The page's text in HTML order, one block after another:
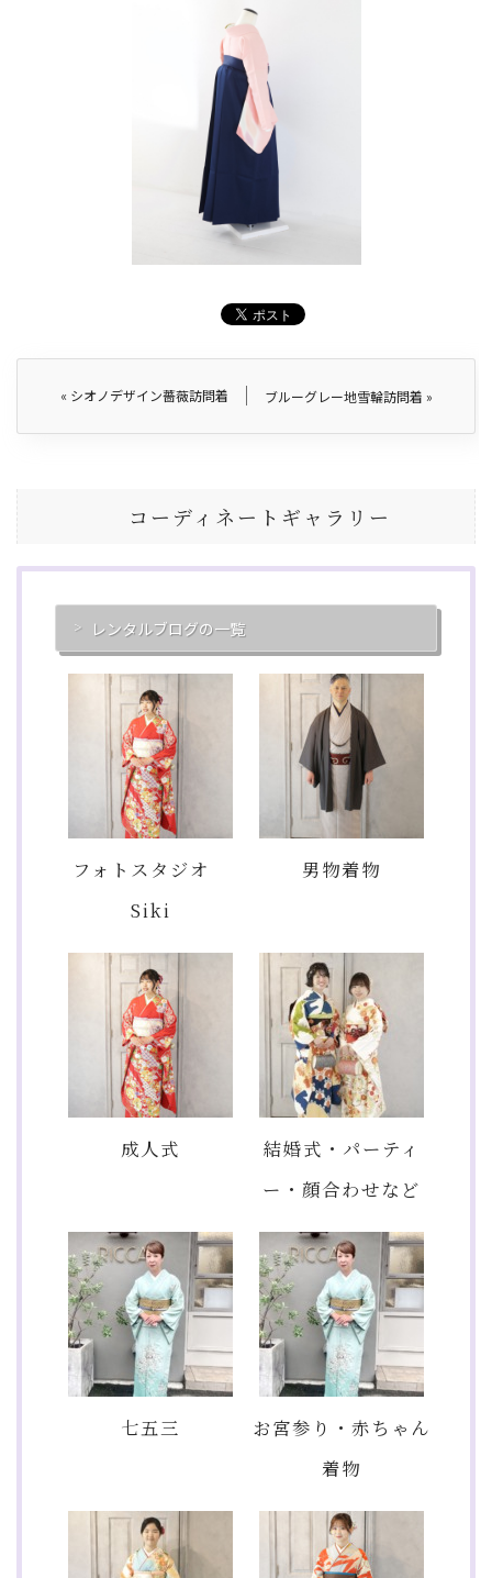
« シオノデザイン薔薇訪問着 ブルーグレー地雪輪訪問着 »
コーディネートギャラリー
レンタルブログの一覧
フォトスタジオ
Siki
男物着物
成人式
結婚式・パーティ
ー・顔合わせなど
七五三
お宮参り・赤ちゃん
着物